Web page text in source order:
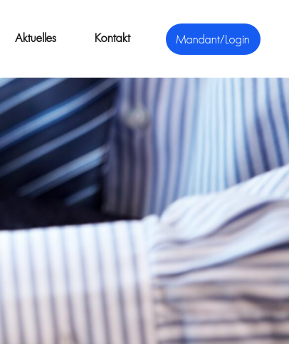
Mandant/Login
Aktuelles Kontakt